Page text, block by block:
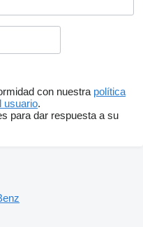
con nuestra política
usuario.
para dar respuesta a su